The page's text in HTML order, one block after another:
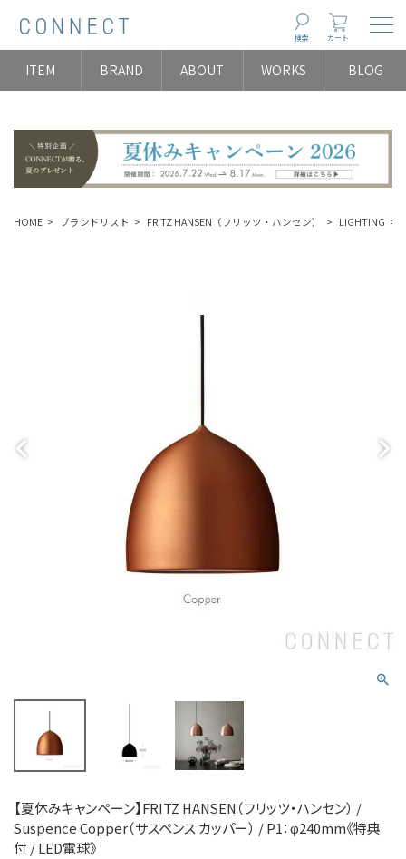
検索 カート
ITEM BRAND ABOUT WORKS BLOG
HOME ブランドリスト FRITZ HANSEN（フリッツ・ハンセン） LIGHTING
【夏休みキャンペーン】FRITZ HANSEN（フリッツ・ハンセン） /
Suspence Copper（サスペンス カッパー） / P1：φ240mm《特典
付 / LED電球》